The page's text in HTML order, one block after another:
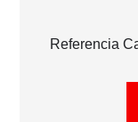
Referencia